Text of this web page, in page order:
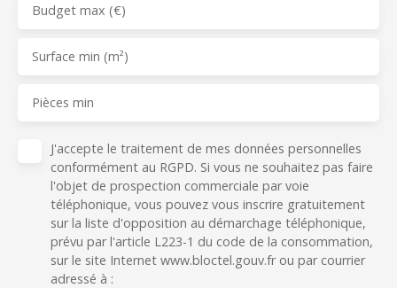
Budget max (€)
Surface min (m²)
Pièces min
J'accepte le traitement de mes données personnelles
conformément au RGPD. Si vous ne souhaitez pas faire
l'objet de prospection commerciale par voie
téléphonique, vous pouvez vous inscrire gratuitement
sur la liste d'opposition au démarchage téléphonique,
prévu par l'article L223-1 du code de la consommation,
sur le site Internet www.bloctel.gouv.fr ou par courrier
adressé à :